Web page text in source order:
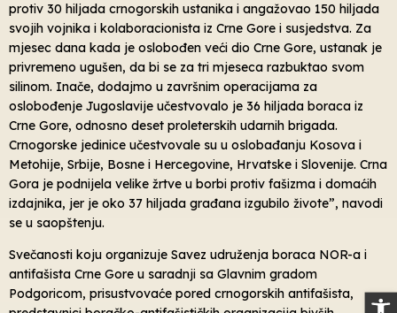
protiv 30 hiljada crnogorskih ustanika i angažovao 150 hiljada
svojih vojnika i kolaboracionista iz Crne Gore i susjedstva. Za
mjesec dana kada je oslobođen veći dio Crne Gore, ustanak je
privremeno ugušen, da bi se za tri mjeseca razbuktao svom
silinom. Inače, dodajmo u završnim operacijama za
oslobođenje Jugoslavije učestvovalo je 36 hiljada boraca iz
Crne Gore, odnosno deset proleterskih udarnih brigada.
Crnogorske jedinice učestvovale su u oslobađanju Kosova i
Metohije, Srbije, Bosne i Hercegovine, Hrvatske i Slovenije. Crna
Gora je podnijela velike žrtve u borbi protiv fašizma i domaćih
izdajnika, jer je oko 37 hiljada građana izgubilo živote”, navodi
se u saopštenju.
Svečanosti koju organizuje Savez udruženja boraca NOR-a i
antifašista Crne Gore u saradnji sa Glavnim gradom
Podgoricom, prisustvovaće pored crnogorskih antifašista,